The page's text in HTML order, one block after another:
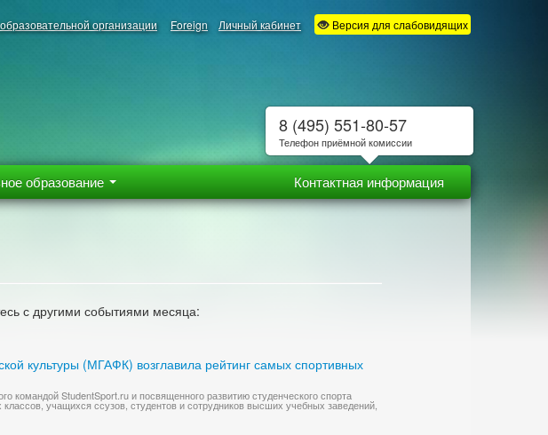
организации Foreign Личный кабинет Версия для слабовидящих
образование Контактная информация
с другими событиями месяца:
культуры (МГАФК) возглавила рейтинг самых спортивных
командой StudentSport.ru и посвященного развитию студенческого спорта
учащихся ссузов, студентов и сотрудников высших учебных заведений,
8 (495) 551-80-57
Телефон приёмной комиссии